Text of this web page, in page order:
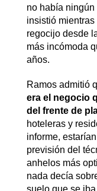
no había
insistió
regocijo desde
más incómoda
años.
Ramos admitió
era el negocio
del frente de
hoteleras y
informe,
previsión del
anhelos más
nada decía
suelo que se